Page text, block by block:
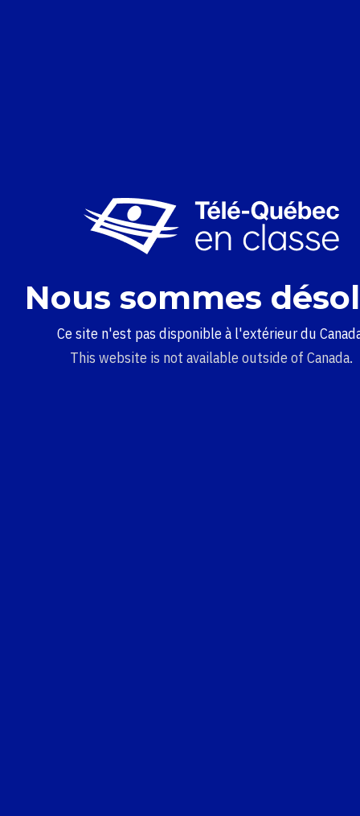
Nous sommes
Ce site n'est pas disponible à l'extérieur du
This website is not available outside of Canada.